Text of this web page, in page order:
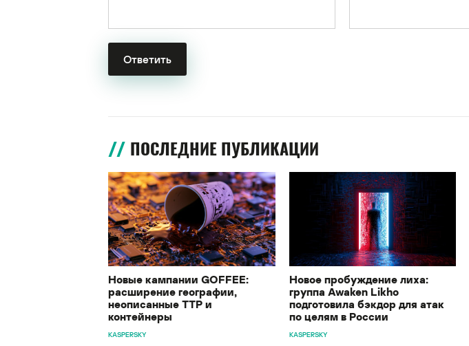
ПОСЛЕДНИЕ ПУБЛИКАЦИИ
Новые кампании GOFFEE:
расширение географии,
неописанные TTP и
контейнеры
KASPERSKY
Новое пробуждение лиха:
группа Awaken Likho
подготовила бэкдор для атак
по целям в России
KASPERSKY